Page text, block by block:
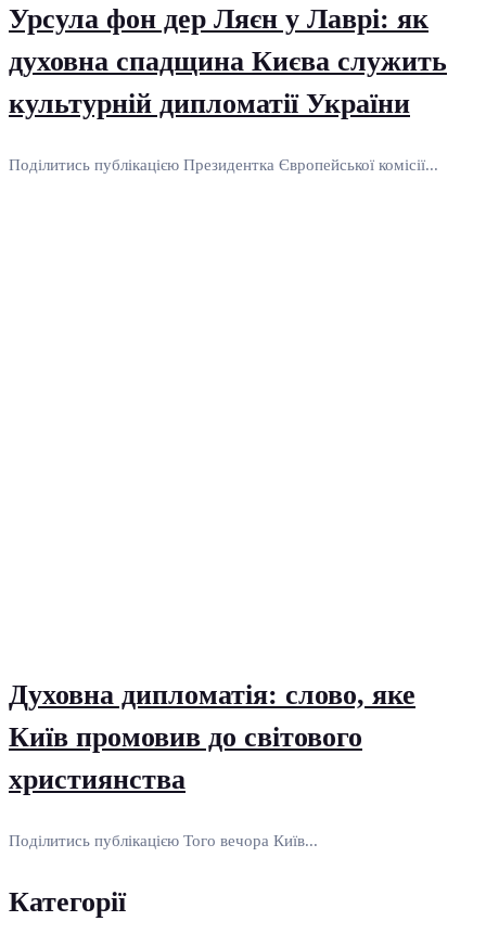
Урсула фон дер Ляєн у Лаврі: як
духовна спадщина Києва служить
культурній дипломатії України
Поділитись публікацією Президентка Європейської комісії...
Духовна дипломатія: слово, яке
Київ промовив до світового
християнства
Поділитись публікацією Того вечора Київ...
Категорії